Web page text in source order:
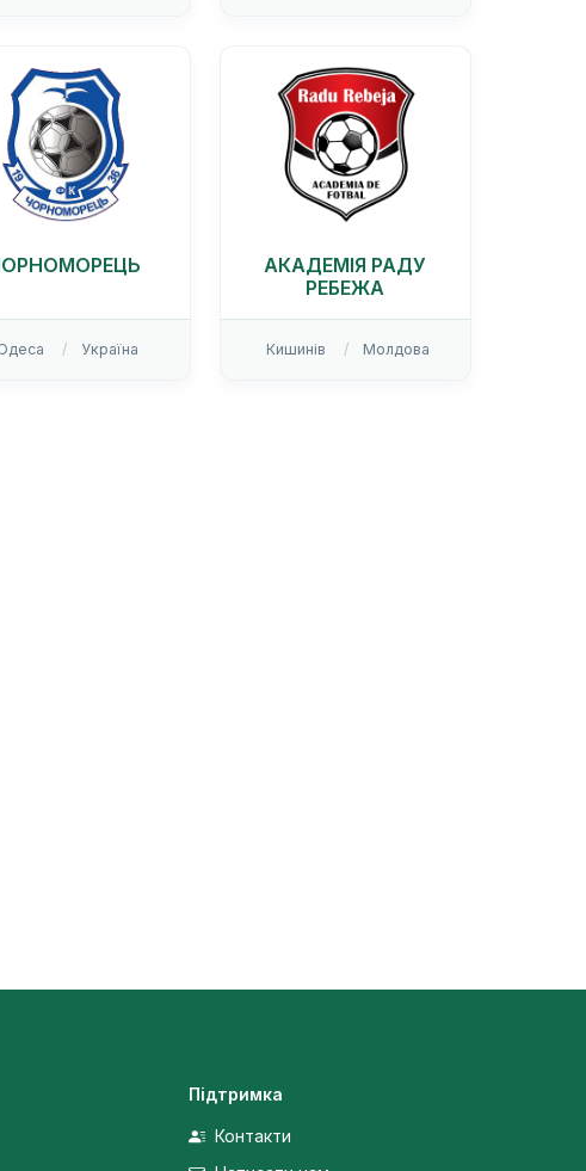
Україна
АКАДЕМІЯ РАДУ
РЕБЕЖА
Кишинів Молдова
Підтримка
Контакти